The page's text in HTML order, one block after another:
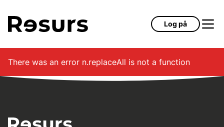
Log på
There was an error n.replaceAll is not a function